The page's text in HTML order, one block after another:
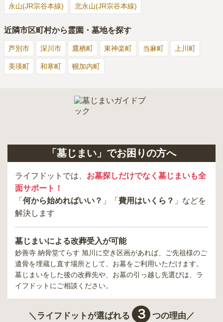
永山(JR宗谷本線) 北永山(JR宗谷本線)
近隣市区町村から霊園・墓地を探す
芦別市 深川市 鷹栖町 東神楽町 当麻町 上川町
美瑛町 和寒町 幌加内町
「墓じまい」でお困りの方へ
ライフドットでは、 お墓探しだけでなく墓じまいも全
面サポート！
「 何から始めればいい？ 」「 費用はいくら？ 」などを
解決します
墓じまいによる改葬受入が可能
妙善寺 納骨堂てらす 旭川 に空き区画があれば、ご先祖様のご
遺骨を埋蔵し直す場所として、お墓をご利用いただけます。
墓じまいをした後の改葬先や、お墓の引っ越し先選びは、ラ
イフドットにご相談ください。
＼ライフドットが選ばれる ３ つの理由／